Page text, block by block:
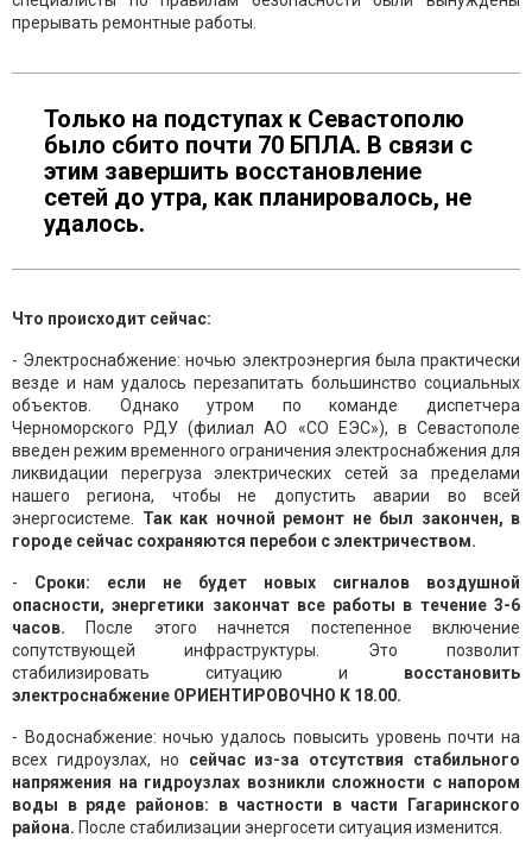
прерывать ремонтные работы.
Только на подступах к Севастополю
было сбито почти 70 БПЛА. В связи с
этим завершить восстановление
сетей до утра, как планировалось, не
удалось.
Что происходит сейчас:
- Электроснабжение: ночью электроэнергия была практически
везде и нам удалось перезапитать большинство социальных
объектов. Однако утром по команде диспетчера
Черноморского РДУ (филиал АО «СО ЕЭС»), в Севастополе
введен режим временного ограничения электроснабжения для
ликвидации перегруза электрических сетей за пределами
нашего региона, чтобы не допустить аварии во всей
энергосистеме. Так как ночной ремонт не был закончен, в
городе сейчас сохраняются перебои с электричеством.
- Сроки: если не будет новых сигналов воздушной
опасности, энергетики закончат все работы в течение 3-6
часов. После этого начнется постепенное включение
сопутствующей инфраструктуры. Это позволит
стабилизировать ситуацию и восстановить
электроснабжение ОРИЕНТИРОВОЧНО К 18.00.
- Водоснабжение: ночью удалось повысить уровень почти на
всех гидроузлах, но сейчас из-за отсутствия стабильного
напряжения на гидроузлах возникли сложности с напором
воды в ряде районов: в частности в части Гагаринского
района. После стабилизации энергосети ситуация изменится.